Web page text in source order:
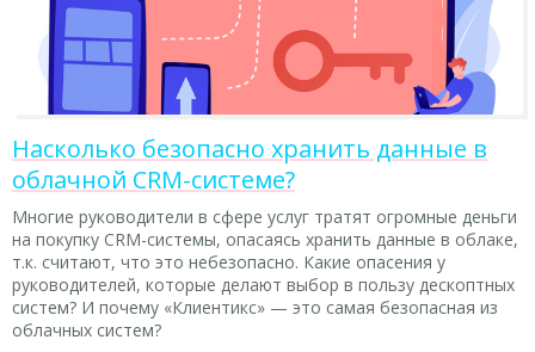
Насколько безопасно хранить данные в
облачной CRM-системе?
Многие руководители в сфере услуг тратят огромные деньги
на покупку CRM-системы, опасаясь хранить данные в облаке,
т.к. считают, что это небезопасно. Какие опасения у
руководителей, которые делают выбор в пользу дескоптных
систем? И почему «Клиентикс» — это самая безопасная из
облачных систем?